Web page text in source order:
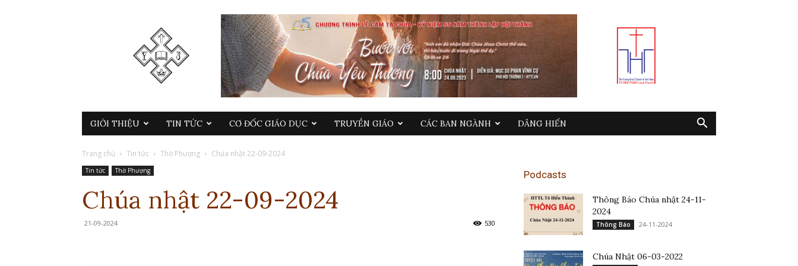
GIỚI THIỆU TIN TỨC CƠ ĐỐC GIÁO DỤC TRUYỀN GIÁO CÁC BAN NGÀNH DÂNG HIẾN
Trang chủ Tin tức Thờ Phượng Chúa nhật 22-09-2024
Tin tức Thờ Phượng
Chúa nhật 22-09-2024
21-09-2024 530
Podcasts
Thông Báo Chúa nhật 24-11-
2024
Thông Báo 24-11-2024
Chúa Nhật 06-03-2022